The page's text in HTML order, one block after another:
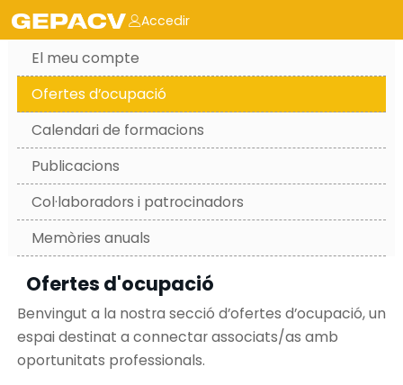
Accedir
El meu compte
Ofertes d’ocupació
Calendari de formacions
Publicacions
Col·laboradors i patrocinadors
Memòries anuals
Ofertes d'ocupació
Benvingut a la nostra secció d’ofertes d’ocupació, un
espai destinat a connectar associats/as amb
oportunitats professionals.